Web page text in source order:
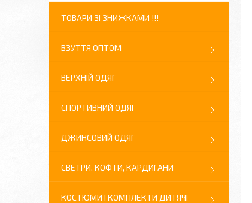
ТОВАРИ ЗІ ЗНИЖКАМИ !!!
ВЗУТТЯ ОПТОМ
ВЕРХНІЙ ОДЯГ
СПОРТИВНИЙ ОДЯГ
ДЖИНСОВИЙ ОДЯГ
СВЕТРИ, КОФТИ, КАРДИГАНИ
КОСТЮМИ І КОМПЛЕКТИ ДИТЯЧІ